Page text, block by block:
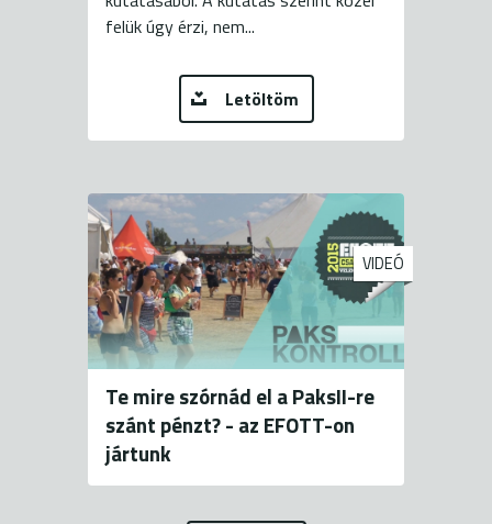
felük úgy érzi, nem...
Letöltöm
VIDEÓ
Te mire szórnád el a PaksII-re
szánt pénzt? - az EFOTT-on
jártunk